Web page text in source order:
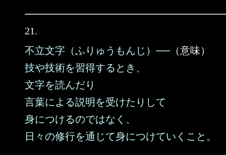
21.
不立文字（ふりゅうもんじ）──（意味）
技や技術を習得するとき、
文字を読んだり
言葉による説明を受けたりして
身につけるのではなく、
日々の修行を通じて身につけていくこと。